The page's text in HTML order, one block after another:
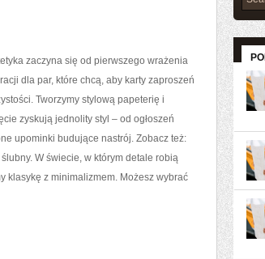
zaczyna się od pierwszego wrażenia
dla par, które chcą, aby karty zaproszeń
Tworzymy stylową papeterię i
zyskują jednolity styl – od ogłoszeń
upominki budujące nastrój. Zobacz też:
W świecie, w którym detale robią
klasykę z minimalizmem. Możesz wybrać